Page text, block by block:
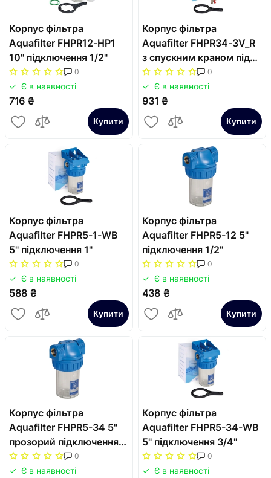
Корпус фільтра
Aquafilter FHPR12-HP1
10" підключення 1/2"
0
Є в наявності
716 ₴
Купити
Корпус фільтра
Aquafilter FHPR34-3V_R
з спускним краном під
картридж 2.5х10"
0
Є в наявності
931 ₴
Купити
Корпус фільтра
Aquafilter FHPR5-1-WB
5" підключення 1"
0
Є в наявності
588 ₴
Купити
Корпус фільтра
Aquafilter FHPR5-12 5"
підключення 1/2"
0
Є в наявності
438 ₴
Купити
Корпус фільтра
Aquafilter FHPR5-34 5"
прозорий підключення
3/4"
0
Є в наявності
Корпус фільтра
Aquafilter FHPR5-34-WB
5" підключення 3/4"
0
Є в наявності